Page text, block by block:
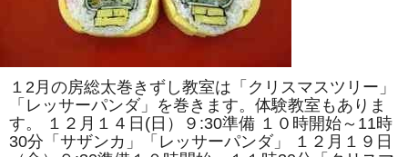
巻
き
寿
司
の
体
１2月の房総太巻きずし教室は「クリスマスツリー」
「レッサーパンダ」を巻きます。体験教室もありま
す。 １２月１４日(日）９:30準備 １０時開始～11時
30分「サザンカ」「レッサーパンダ」 １２月１９日